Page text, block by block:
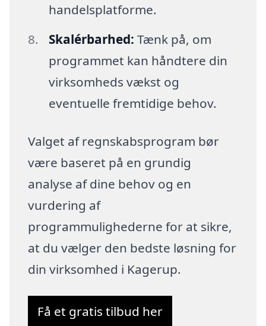
handelsplatforme.
Skalérbarhed: Tænk på, om
programmet kan håndtere din
virksomheds vækst og
eventuelle fremtidige behov.
Valget af regnskabsprogram bør
være baseret på en grundig
analyse af dine behov og en
vurdering af
programmulighederne for at sikre,
at du vælger den bedste løsning for
din virksomhed i Kagerup.
Få et gratis tilbud her